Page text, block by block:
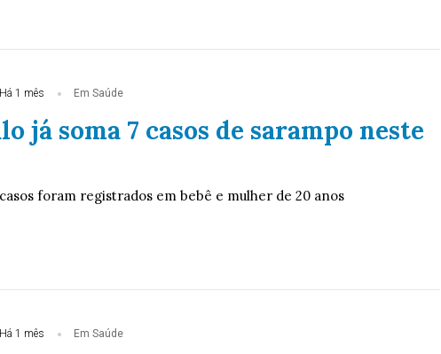
Há 1 mês Em Saúde
já soma 7 casos de sarampo neste
foram registrados em bebê e mulher de 20 anos
Há 1 mês Em Saúde